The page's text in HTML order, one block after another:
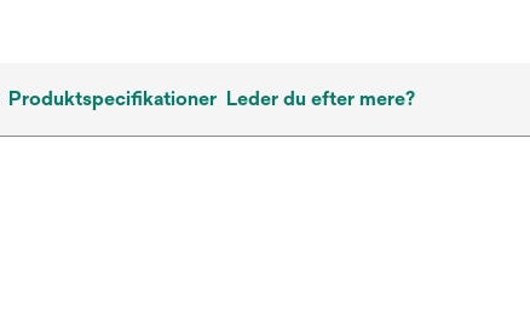
Produktspecifikationer Leder du efter mere?